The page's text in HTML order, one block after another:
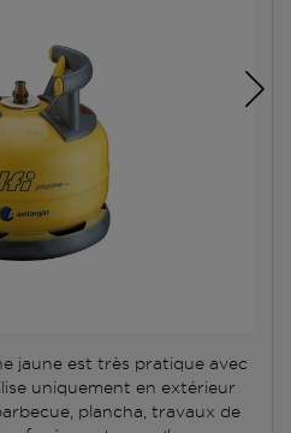
jaune est très pratique avec
uniquement en extérieur
plancha, travaux de